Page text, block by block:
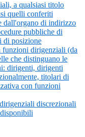
a qualsiasi titolo
quelli conferiti
dall'organo di indirizzo
pubbliche di
di posizione
funzioni dirigenziali (da
che distinguano le
dirigenti, dirigenti
titolari di
con funzioni
discrezionali